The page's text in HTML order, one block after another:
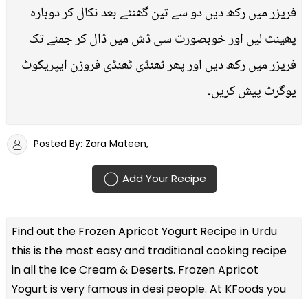
فریزر میں رکھ دیں دو سے تین گھنٹے بعد نکال کر دوبارہ
پھینٹ لیں اور خوبصورت سی ڈش میں ڈال کر جمنے تک
فریزر میں رکھ دیں اور پھر ٹھنڈی ٹھنڈی فروزن ایپریکوٹ
یوگرٹ پیش کریں۔
Posted By: Zara Mateen,
Add Your Recipe
Find out the Frozen Apricot Yogurt Recipe in Urdu
this is the most easy and traditional cooking recipe
in all the Ice Cream & Deserts. Frozen Apricot
Yogurt is very famous in desi people. At KFoods you